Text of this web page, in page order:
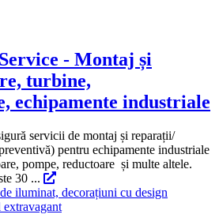
- Montaj și
turbine,
echipamente industriale
servicii de montaj și reparații/
pentru echipamente industriale
pompe, reductoare și multe altele.
30 ...